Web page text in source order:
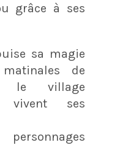
grâce à ses
sa magie
de
le village
vivent ses